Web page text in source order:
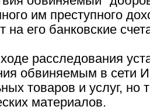
им преступного
на его банковские
расследования
обвиняемым в сети
товаров и услуг, но
материалов.